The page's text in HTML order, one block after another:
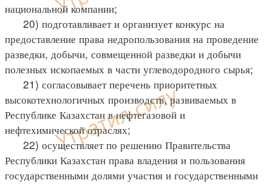
национальной компании;
20) подготавливает и организует конкурс на
предоставление права недропользования на проведение
разведки, добычи, совмещенной разведки и добычи
полезных ископаемых в части углеводородного сырья;
21) согласовывает перечень приоритетных
высокотехнологичных производств, развиваемых в
Республике Казахстан в нефтегазовой и
нефтехимической отраслях;
22) осуществляет по решению Правительства
Республики Казахстан права владения и пользования
государственными долями участия и государственными